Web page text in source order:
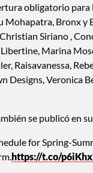
obligatorio
Mohapatra, Bronx y
Siriano ,
Libertine, Marina
Raisavanessa,
Designs, Veronica
se publicó en
for Spring-
https://t.co/